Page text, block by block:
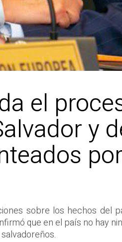
el
y
sobre los hechos del
que en el país no hay